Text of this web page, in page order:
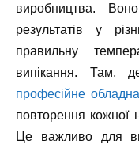
виробництва.
результатів у
правильну
випікання. Там,
професійне
повторення кожної
Це важливо для